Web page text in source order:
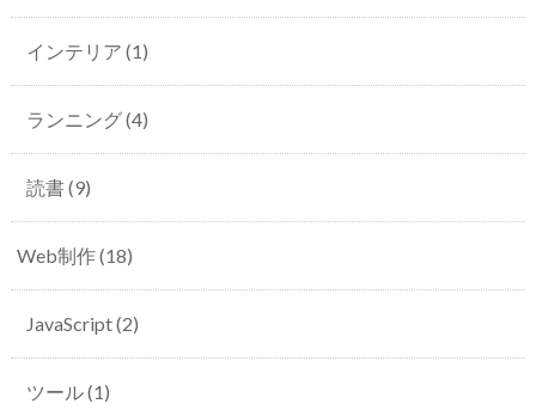
インテリア (1)
ランニング(4)
読書(9)
Web制作(18)
JavaScript(2)
ツール(1)